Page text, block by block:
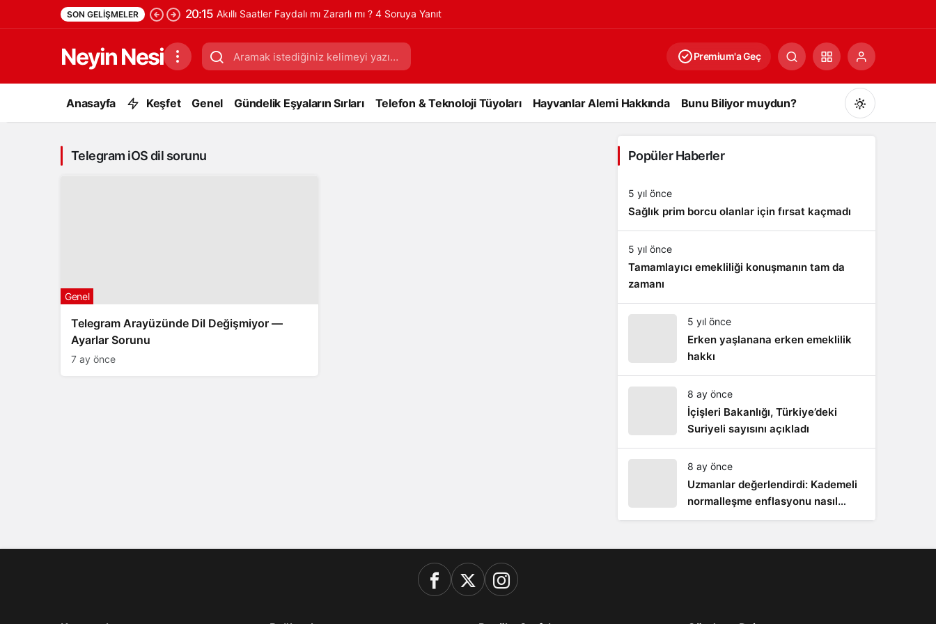
SON GELIŞMELER 20:15 Akıllı Saatler Faydalı mı Zararlı mı ? 4 Soruya Yanıt
Neyin Nesi Premium'a Geç
Anasayfa Keşfet Genel Gündelik Eşyaların Sırları Telefon & Teknoloji Tüyoları Hayvanlar Alemi Hakkında Bunu Biliyor muydun?
Gündüz Modu
Gece Modu
Sistem Modu
Sistem modunu seçin.
Telegram iOS dil sorunu
Telegram Arayüzünde Dil Değişmiyor —
Ayarlar Sorunu
Genel
7 ay önce
Popüler Haberler
5 yıl önce
Sağlık prim borcu olanlar için fırsat kaçmadı
5 yıl önce
Tamamlayıcı emekliliği konuşmanın tam da
zamanı
5 yıl önce
Erken yaşlanana erken emeklilik
hakkı
8 ay önce
İçişleri Bakanlığı, Türkiye’deki
Suriyeli sayısını açıkladı
8 ay önce
Uzmanlar değerlendirdi: Kademeli
normalleşme enflasyonu nasıl
etkiler?